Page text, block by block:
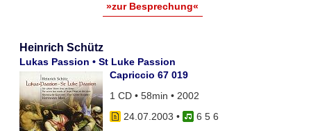
»zur Besprechung«
Heinrich Schütz
Lukas Passion • St Luke Passion
Capriccio 67 019
1 CD • 58min • 2002
24.07.2003 •
6 5 6